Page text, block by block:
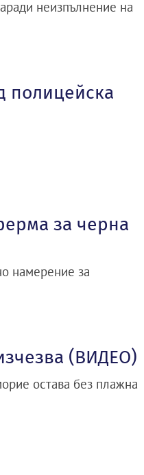
неизпълнение на
полицейска
за черна
намерение за
(ВИДЕО)
остава без плажна